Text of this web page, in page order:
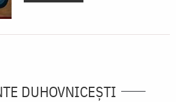
DUHOVNICEȘTI